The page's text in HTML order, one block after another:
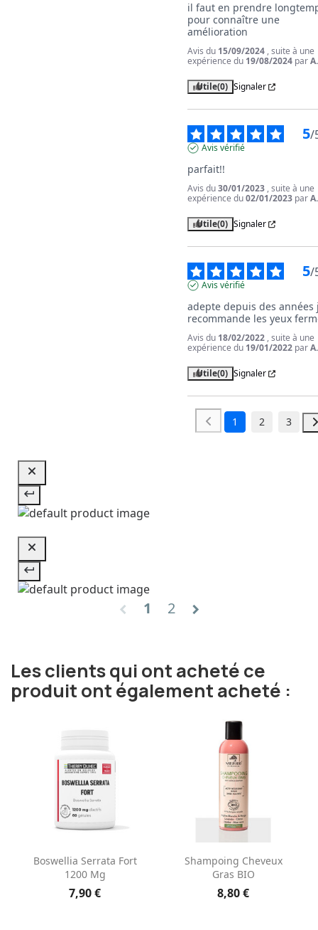
il faut en prendre
pour connaître une
amélioration
Avis du 15/09/2024 , suite à une
expérience du 19/08/2024 par
Utile(0) Signaler
5/
Avis vérifié
parfait!!
Avis du30/01/2023 , suite à une
expérience du02/01/2023 par
Utile(0) Signaler
5/
Avis vérifié
adepte depuis des années
recommande les yeux
Avis du 18/02/2022 , suite à une
expérience du 19/01/2022 par
Utile(0) Signaler
1 2 3
chevron_left 1 2 chevron_right
Les clients qui ont acheté ce
produit ont également acheté :
Boswellia Serrata Fort
1200 Mg
7,90 €
Shampoing Cheveux
Gras BIO
8,80 €